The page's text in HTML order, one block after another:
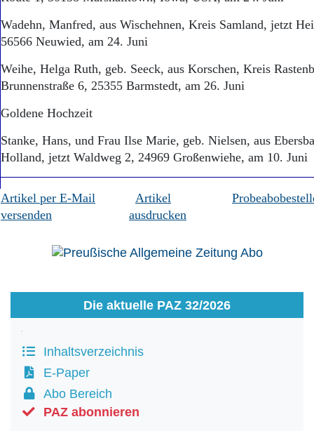
Wadehn, Manfred, aus Wischehnen, Kreis Samland, jetzt
56566 Neuwied, am 24. Juni
Weihe, Helga Ruth, geb. Seeck, aus Korschen, Kreis
Brunnenstraße 6, 25355 Barmstedt, am 26. Juni
Goldene Hochzeit
Stanke, Hans, und Frau Ilse Marie, geb. Nielsen, aus
Holland, jetzt Waldweg 2, 24969 Großenwiehe, am 10. Juni
Artikel per E-Mail
versenden
Artikel
ausdrucken
Die aktuelle PAZ 32/2026
Inhaltsverzeichnis
E-Paper
Abo Bereich
PAZ abonnieren